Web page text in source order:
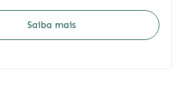
Saiba mais